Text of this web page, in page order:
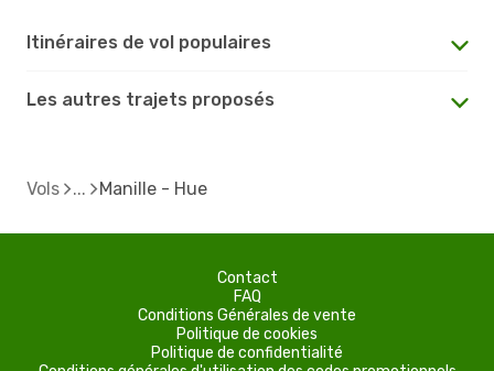
Itinéraires de vol populaires
Les autres trajets proposés
Vols Manille - Hue
Contact
FAQ
Conditions Générales de vente
Politique de cookies
Politique de confidentialité